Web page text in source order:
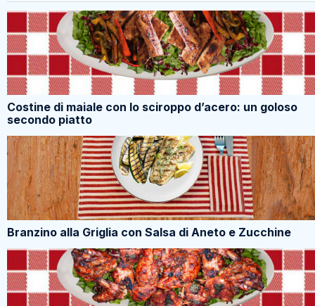
Costine di maiale con lo sciroppo d’acero: un goloso
secondo piatto
Branzino alla Griglia con Salsa di Aneto e Zucchine